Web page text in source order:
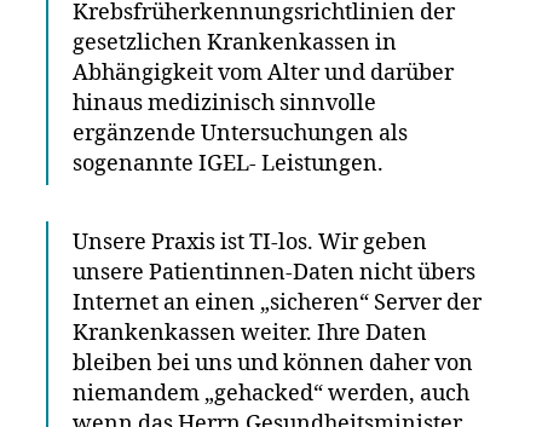
Krebsfrüherkennungsrichtlinien der
gesetzlichen Krankenkassen in
Abhängigkeit vom Alter und darüber
hinaus medizinisch sinnvolle
ergänzende Untersuchungen als
sogenannte IGEL- Leistungen.
Unsere Praxis ist TI-los. Wir geben
unsere Patientinnen-Daten nicht übers
Internet an einen „sicheren“ Server der
Krankenkassen weiter. Ihre Daten
bleiben bei uns und können daher von
niemandem „gehacked“ werden, auch